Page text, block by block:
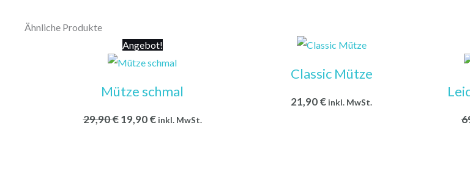
Ähnliche Produkte
Angebot!
Mütze schmal
29,90€
Ursprünglicher
war:
19,90€
Aktueller
ist:
inkl. MwSt.
Classic Mütze
21,90€ inkl. MwSt.